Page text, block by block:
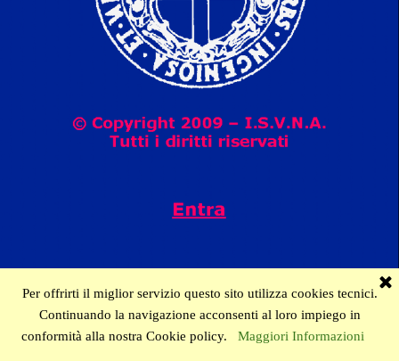
Per offrirti il miglior servizio questo sito utilizza cookies tecnici.
Continuando la navigazione acconsenti al loro impiego in
conformità alla nostra Cookie policy. Maggiori Informazioni